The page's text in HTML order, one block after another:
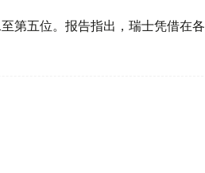
第五位。报告指出，瑞士凭借在各